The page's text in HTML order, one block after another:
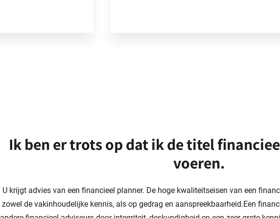
Ik ben er trots op dat ik de titel
voeren.
U krijgt advies van een financieel planner. De hoge kwaliteitseisen van een
zowel de vakinhoudelijke kennis, als op gedrag en aanspreekbaarheid.Een